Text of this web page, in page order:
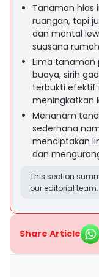
Tanaman hias
ruangan, tapi
dan mental
suasana
Lima tanaman
buaya, sirih
terbukti efektif
meningkatkan
Menanam
sederhana
menciptakan
dan
This section
our editorial team.
Share Article